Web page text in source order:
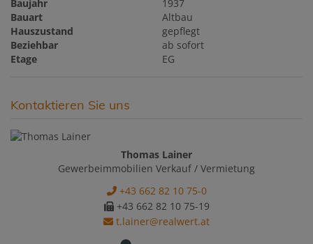
Baujahr
1937
Bauart
Altbau
Hauszustand
gepflegt
Beziehbar
ab sofort
Etage
EG
Kontaktieren Sie uns
Thomas Lainer
Gewerbeimmobilien Verkauf / Vermietung
+43 662 82 10 75-0
+43 662 82 10 75-19
t.lainer@realwert.at